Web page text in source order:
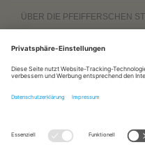
ÜBER DIE PFEIFFERSCHEN
Komplexträger und bieten
Menschen mit Behinderung,
hinaus sind sie zu 100 Prozent am
www.pfeiffersche-stiftungen.de